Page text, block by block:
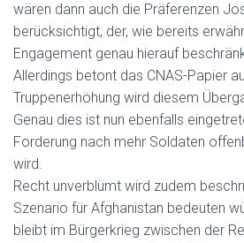
wären dann auch die Präferenzen
berücksichtigt, der, wie bereits
Engagement genau hierauf
Allerdings betont das CNAS-Papier
Truppenerhöhung wird diesem
Genau dies ist nun ebenfalls
Forderung nach mehr Soldaten
wird.
Recht unverblümt wird zudem
Szenario für Afghanistan bedeuten
bleibt im Bürgerkrieg zwischen der